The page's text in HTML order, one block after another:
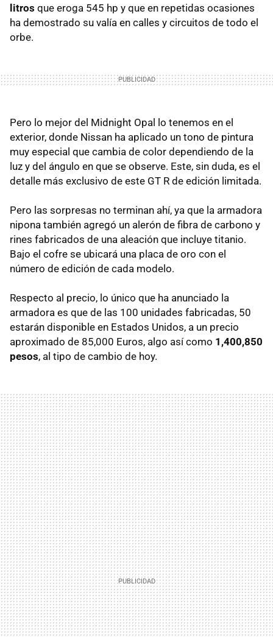
litros que eroga 545 hp y que en repetidas ocasiones
ha demostrado su valía en calles y circuitos de todo el
orbe.
Pero lo mejor del Midnight Opal lo tenemos en el
exterior, donde Nissan ha aplicado un tono de pintura
muy especial que cambia de color dependiendo de la
luz y del ángulo en que se observe. Este, sin duda, es el
detalle más exclusivo de este GT R de edición limitada.
Pero las sorpresas no terminan ahí, ya que la armadora
nipona también agregó un alerón de fibra de carbono y
rines fabricados de una aleación que incluye titanio.
Bajo el cofre se ubicará una placa de oro con el
número de edición de cada modelo.
Respecto al precio, lo único que ha anunciado la
armadora es que de las 100 unidades fabricadas, 50
estarán disponible en Estados Unidos, a un precio
aproximado de 85,000 Euros, algo así como 1,400,850
pesos, al tipo de cambio de hoy.